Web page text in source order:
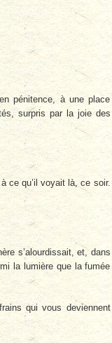
pénitence, à une place
surpris par la joie des
ce qu’il voyait là, ce soir.
s’alourdissait, et, dans
la lumière que la fumée
qui vous deviennent